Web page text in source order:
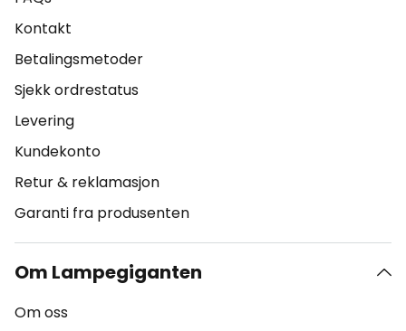
Kontakt
Betalingsmetoder
Sjekk ordrestatus
Levering
Kundekonto
Retur & reklamasjon
Garanti fra produsenten
Om Lampegiganten
Om oss